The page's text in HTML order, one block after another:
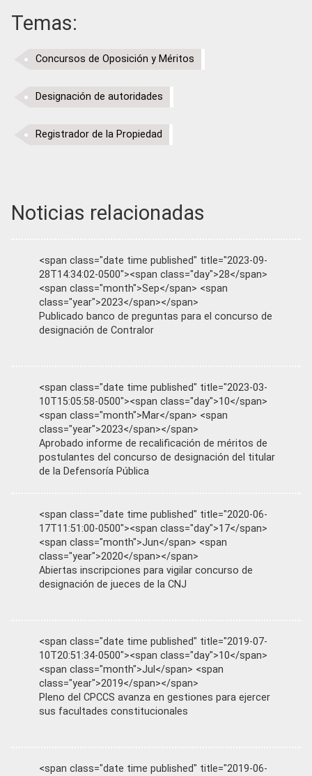
Temas:
Concursos de Oposición y Méritos
Designación de autoridades
Registrador de la Propiedad
Noticias relacionadas
<span class="date time published" title="2023-09-
28T14:34:02-0500"><span class="day">28</span>
<span class="month">Sep</span> <span
class="year">2023</span></span>
Publicado banco de preguntas para el concurso de
designación de Contralor
<span class="date time published" title="2023-03-
10T15:05:58-0500"><span class="day">10</span>
<span class="month">Mar</span> <span
class="year">2023</span></span>
Aprobado informe de recalificación de méritos de
postulantes del concurso de designación del titular
de la Defensoría Pública
<span class="date time published" title="2020-06-
17T11:51:00-0500"><span class="day">17</span>
<span class="month">Jun</span> <span
class="year">2020</span></span>
Abiertas inscripciones para vigilar concurso de
designación de jueces de la CNJ
<span class="date time published" title="2019-07-
10T20:51:34-0500"><span class="day">10</span>
<span class="month">Jul</span> <span
class="year">2019</span></span>
Pleno del CPCCS avanza en gestiones para ejercer
sus facultades constitucionales
<span class="date time published" title="2019-06-